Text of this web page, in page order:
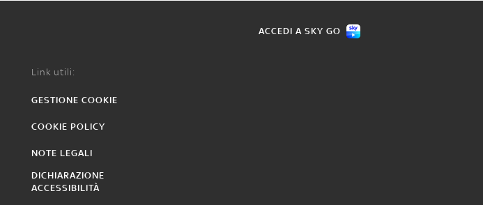
ACCEDI A SKY GO
Link utili:
GESTIONE COOKIE
COOKIE POLICY
NOTE LEGALI
DICHIARAZIONE
ACCESSIBILITÀ